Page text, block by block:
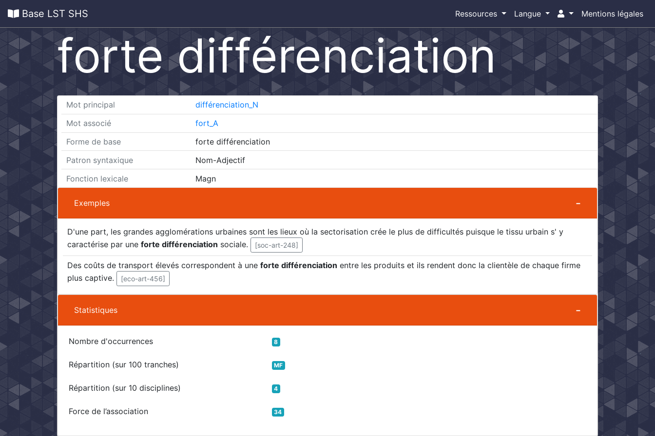
Base LST SHS Ressources Langue Mentions légales
forte différenciation
Mot principal
différenciation_N
Mot associé
fort_A
Forme de base
forte différenciation
Patron syntaxique
Nom-Adjectif
Fonction lexicale
Magn
Exemples
D'une part, les grandes agglomérations urbaines sont les lieux où la sectorisation crée le plus de difficultés puisque le tissu urbain s' y
caractérise par uneforte différenciation sociale. [soc-art-248]
Des coûts de transport élevés correspondent à uneforte différenciation entre les produits et ils rendent donc la clientèle de chaque firme
plus captive.
[eco-art-456]
Statistiques
Nombre d'occurrences 8
Répartition (sur 100 tranches) MF
Répartition (sur 10 disciplines) 4
Force de l’association 34